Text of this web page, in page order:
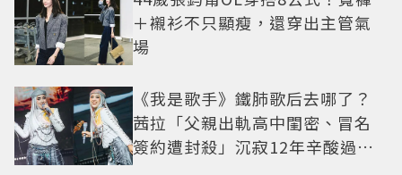
＋襯衫不只顯瘦，還穿出主管氣
場
《我是歌手》鐵肺歌后去哪了？
茜拉「父親出軌高中閨密、冒名
簽約遭封殺」沉寂12年辛酸過往